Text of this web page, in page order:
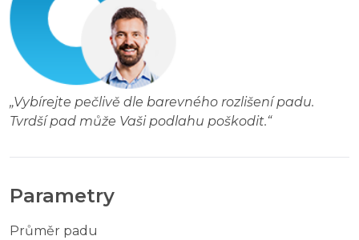
„Vybírejte pečlivě dle barevného rozlišení padu.
Tvrdší pad může Vaši podlahu poškodit.“
Parametry
Průměr padu